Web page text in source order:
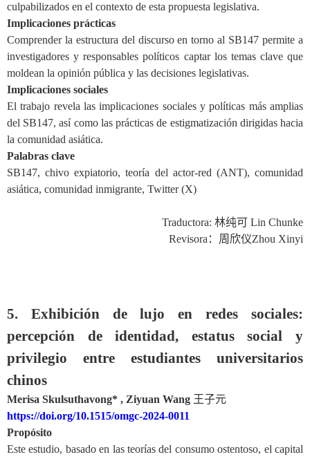
culpabilizados en el contexto de esta propuesta legislativa.
Implicaciones prácticas
Comprender la estructura del discurso en torno al SB147 permite a
investigadores y responsables políticos captar los temas clave que
moldean la opinión pública y las decisiones legislativas.
Implicaciones sociales
El trabajo revela las implicaciones sociales y políticas más amplias
del SB147, así como las prácticas de estigmatización dirigidas hacia
la comunidad asiática.
Palabras clave
SB147, chivo expiatorio, teoría del actor-red (ANT), comunidad
asiática, comunidad inmigrante, Twitter (X)
Traductora: 林纯可 Lin Chunke
Revisora ：周欣仪Zhou Xinyi
5. Exhibición de lujo en redes sociales:
percepción de identidad, estatus social y
privilegio entre estudiantes universitarios
chinos
Merisa Skulsuthavong* , Ziyuan Wang 王子元
https://doi.org/10.1515/omgc-2024-0011
Propósito
Este estudio, basado en las teorías del consumo ostentoso, el capital